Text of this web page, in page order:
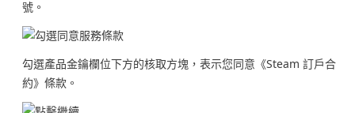
號。
勾選產品金鑰欄位下方的核取方塊，表示您同意《Steam 訂戶合
約》條款。